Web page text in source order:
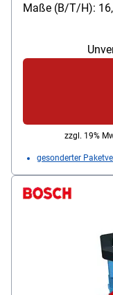
min/Ah (18 V),
Gewicht (ohne
Maße (B/T/H):
zzgl. 19%
gesonderter